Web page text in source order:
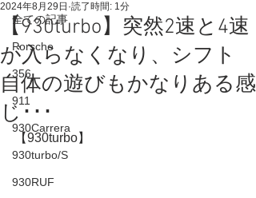
全ての記事
Porsche
356
911
930Carrera
930turbo/S
930RUF
【930turbo】突然2速と4速
が入らなくなり、シフト
自体の遊びもかなりある感
じ･･･
2024年8月29日 読了時間: 1分
【930turbo】